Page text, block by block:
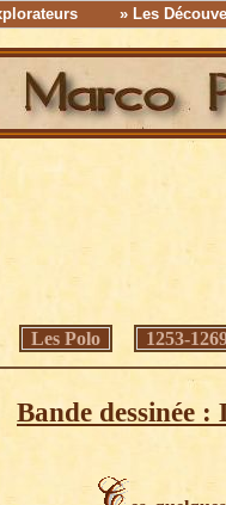
» Les
Les Polo 1253-
Bande dessinée